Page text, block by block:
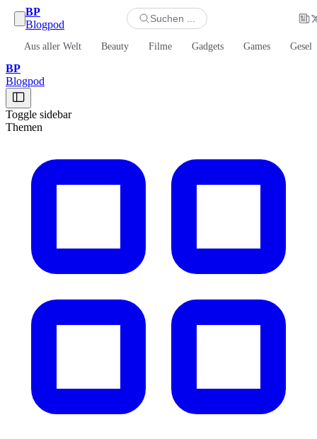
BP
Blogpod
Suchen ...
Aus aller Welt Beauty Filme Gadgets Games
BP
Blogpod
Toggle sidebar
Themen